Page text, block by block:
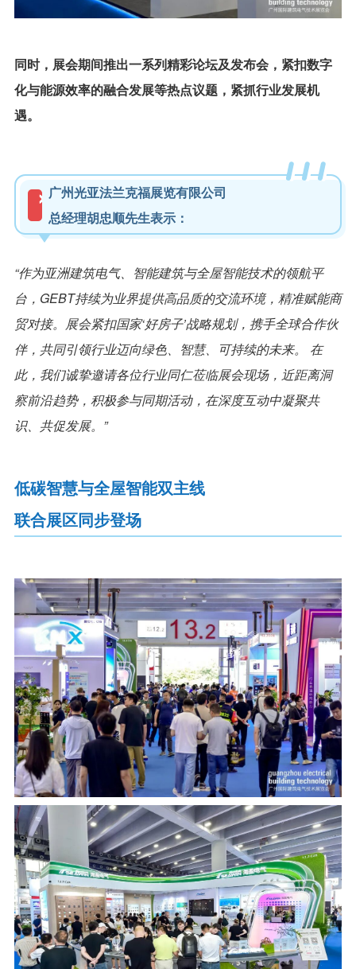
同时，展会期间推出一系列精彩论坛及发布会，紧扣数字
化与能源效率的融合发展等热点议题，紧抓行业发展机
遇。
广州光亚法兰克福展览有限公司
总经理胡忠顺先生表示：
“作为亚洲建筑电气、智能建筑与全屋智能技术的领航平
台，GEBT持续为业界提供高品质的交流环境，精准赋能商
贸对接。展会紧扣国家‘好房子’战略规划，携手全球合作伙
伴，共同引领行业迈向绿色、智慧、可持续的未来。 在
此，我们诚挚邀请各位行业同仁莅临展会现场，近距离洞
察前沿趋势，积极参与同期活动，在深度互动中凝聚共
识、共促发展。”
低碳智慧与全屋智能双主线
联合展区同步登场